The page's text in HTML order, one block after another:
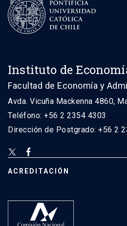
Instituto de
Facultad de Economía y
Avda. Vicuña Mackenna 4860,
Teléfono: +56 2 2354 4303
Dirección de Postgrado: +56 2
ACREDITACIÓN